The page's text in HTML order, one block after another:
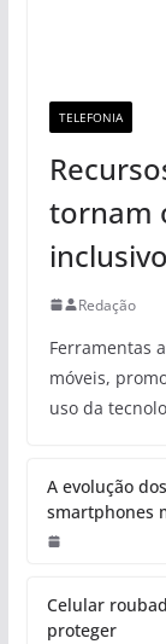
TELEFONIA
tornam
Redação
Ferramentas
móveis,
uso da
A evolução
smartphones
Celular
proteger